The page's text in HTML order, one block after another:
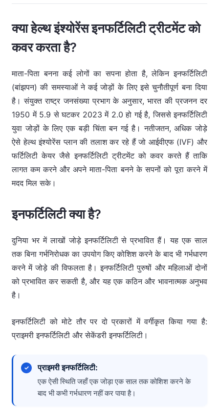
क्या हेल्थ इंश्योरेंस इनफर्टिलिटी ट्रीटमेंट को
कवर करता है?
माता-पिता बनना कई लोगों का सपना होता है, लेकिन इनफर्टिलिटी
(बांझपन) की समस्याओं ने कई जोड़ों के लिए इसे चुनौतीपूर्ण बना दिया
है। संयुक्त राष्ट्र जनसंख्या प्रभाग के अनुसार, भारत की प्रजनन दर
1950 में 5.9 से घटकर 2023 में 2.0 हो गई है, जिससे इनफर्टिलिटी
युवा जोड़ों के लिए एक बड़ी चिंता बन गई है। नतीजतन, अधिक जोड़े
ऐसे हेल्थ इंश्योरेंस प्लान की तलाश कर रहे हैं जो आईवीएफ (IVF) और
फर्टिलिटी केयर जैसे इनफर्टिलिटी ट्रीटमेंट को कवर करते हैं ताकि
लागत कम करने और अपने माता-पिता बनने के सपनों को पूरा करने में
मदद मिल सके।
इनफर्टिलिटी क्या है?
दुनिया भर में लाखों जोड़े इनफर्टिलिटी से प्रभावित हैं। यह एक साल
तक बिना गर्भनिरोधक का उपयोग किए कोशिश करने के बाद भी गर्भधारण
करने में जोड़े की विफलता है। इनफर्टिलिटी पुरुषों और महिलाओं दोनों
को प्रभावित कर सकती है, और यह एक कठिन और भावनात्मक अनुभव
है।
इनफर्टिलिटी को मोटे तौर पर दो प्रकारों में वर्गीकृत किया गया है:
प्राइमरी इनफर्टिलिटी और सेकेंडरी इनफर्टिलिटी।
प्राइमरी इनफर्टिलिटी:
एक ऐसी स्थिति जहाँ एक जोड़ा एक साल तक कोशिश करने के
बाद भी कभी गर्भधारण नहीं कर पाया है।